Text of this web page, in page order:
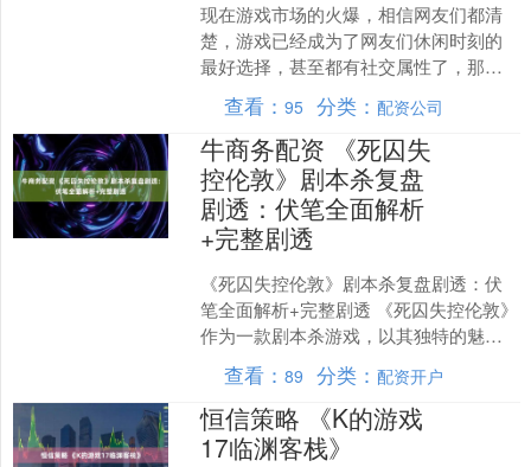
现在游戏市场的火爆，相信网友们都清
楚，游戏已经成为了网友们休闲时刻的
最好选择，甚至都有社交属性了，那些
全民游戏确实深受玩家们的喜爱。当
然，除了玩玩全民游戏之外，....
查看：95 分类：配资公司
牛商务配资 《死囚失
控伦敦》剧本杀复盘
剧透：伏笔全面解析
+完整剧透
《死囚失控伦敦》剧本杀复盘剧透：伏
笔全面解析+完整剧透 《死囚失控伦敦》
作为一款剧本杀游戏，以其独特的魅力
吸引着众多推理爱好者。它带领玩家走
进一个充满悬疑与惊险....
查看：89 分类：配资开户
恒信策略 《K的游戏
17临渊客栈》